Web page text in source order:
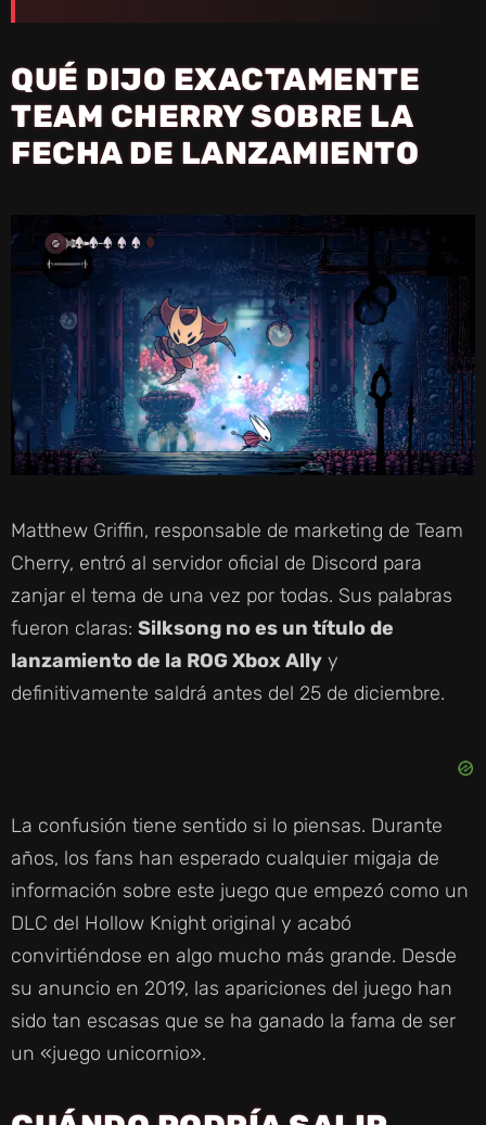
QUÉ DIJO EXACTAMENTE
TEAM CHERRY SOBRE LA
FECHA DE LANZAMIENTO
Matthew Griffin, responsable de marketing de Team
Cherry, entró al servidor oficial de Discord para
zanjar el tema de una vez por todas. Sus palabras
fueron claras: Silksong no es un título de
lanzamiento de la ROG Xbox Ally y
definitivamente saldrá antes del 25 de diciembre.
La confusión tiene sentido si lo piensas. Durante
años, los fans han esperado cualquier migaja de
información sobre este juego que empezó como un
DLC del Hollow Knight original y acabó
convirtiéndose en algo mucho más grande. Desde
su anuncio en 2019, las apariciones del juego han
sido tan escasas que se ha ganado la fama de ser
un «juego unicornio».